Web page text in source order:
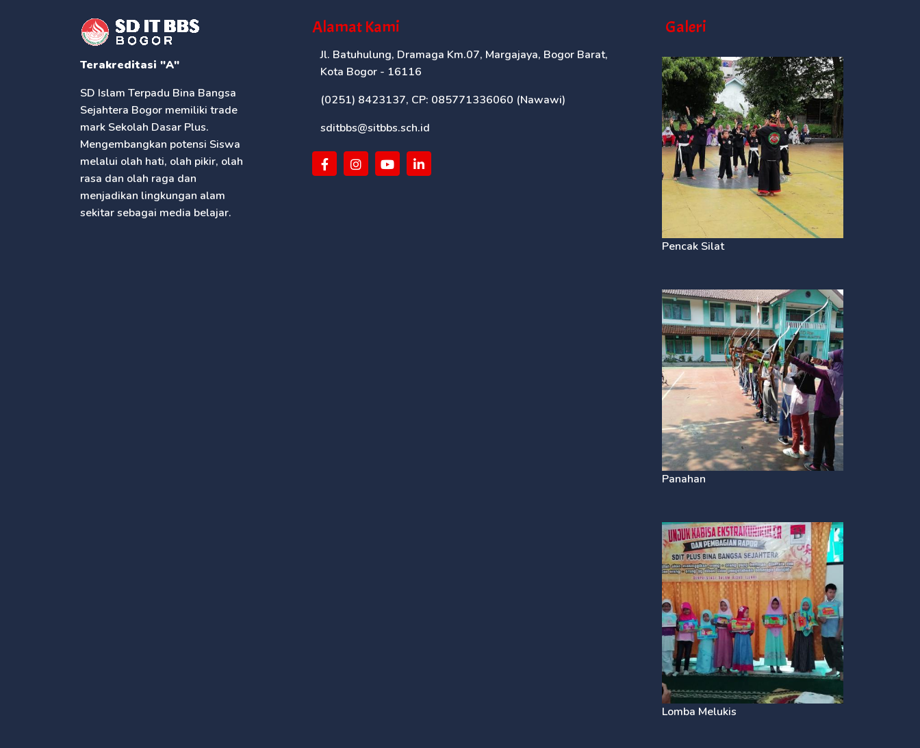
Terakreditasi "A"
SD Islam Terpadu Bina Bangsa
Sejahtera Bogor memiliki trade
mark Sekolah Dasar Plus.
Mengembangkan potensi Siswa
melalui olah hati, olah pikir, olah
rasa dan olah raga dan
menjadikan lingkungan alam
sekitar sebagai media belajar.
Alamat Kami
Jl. Batuhulung, Dramaga Km.07, Margajaya, Bogor Barat,
Kota Bogor - 16116
(0251) 8423137, CP: 085771336060 (Nawawi)
sditbbs@sitbbs.sch.id
Galeri
Pencak Silat
Panahan
Lomba Melukis